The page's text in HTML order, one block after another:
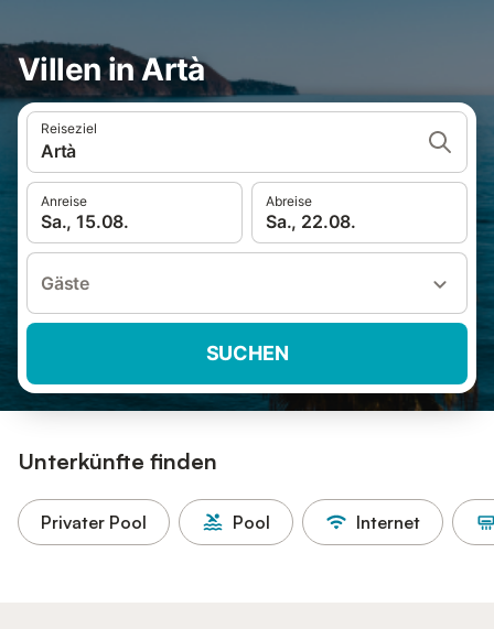
Villen in Artà
Reiseziel
Artà
Anreise
Sa., 15.08.
Abreise
Sa., 22.08.
Gäste
SUCHEN
Unterkünfte finden
Privater Pool Pool Internet